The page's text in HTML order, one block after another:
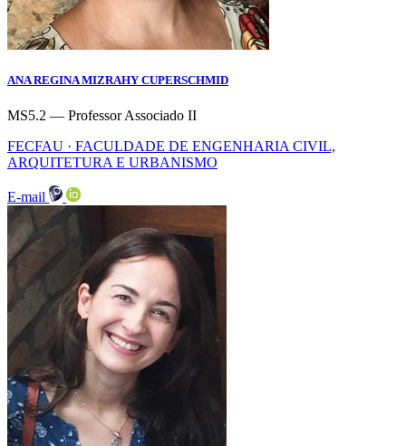
ANA REGINA MIZRAHY CUPERSCHMID
MS5.2 — Professor Associado II
FECFAU · FACULDADE DE ENGENHARIA CIVIL,
ARQUITETURA E URBANISMO
E-mail